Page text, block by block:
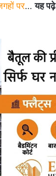
पर…यह पढ़े